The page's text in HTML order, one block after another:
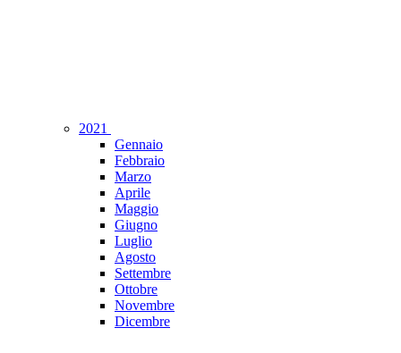
2021
Gennaio
Febbraio
Marzo
Aprile
Maggio
Giugno
Luglio
Agosto
Settembre
Ottobre
Novembre
Dicembre